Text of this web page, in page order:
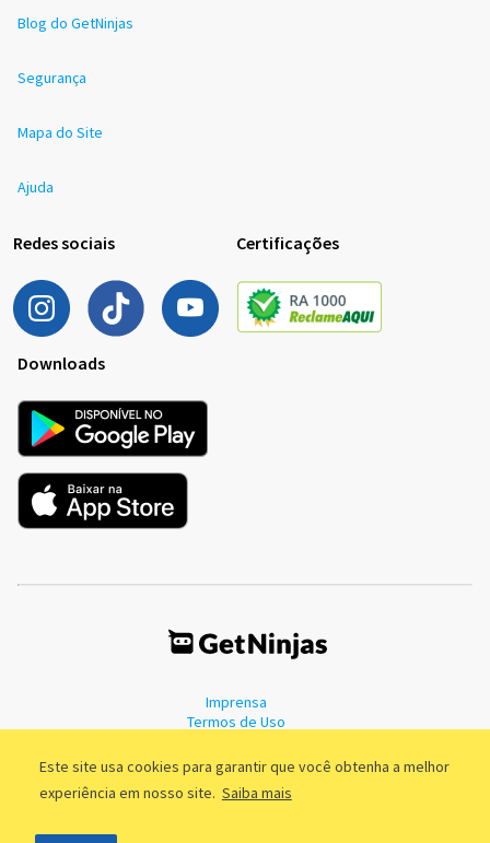
Este site usa cookies para garantir que você obtenha a melhor
experiência em nosso site. Saiba mais
Blog do GetNinjas
Segurança
Mapa do Site
Ajuda
Redes sociais Certificações
Downloads
Imprensa
Termos de Uso
©2011 - 2026, GetNinjas LTDA. CNPJ 55.744.877/0001-89 - Rua Dr.